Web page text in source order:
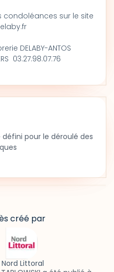
sur le site
DELABY-ANTOS
03.27.98.07.76
pour le déroulé des
créé par
Littoral